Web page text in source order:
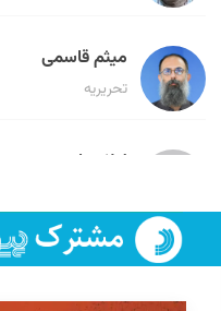
میثم قاسمی
تحریریه
لیلا حنارود
فائزه فتحی رستمی
تحریریه